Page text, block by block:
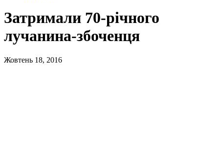
Затримали 70-річного
лучанина-збоченця
Жовтень 18, 2016